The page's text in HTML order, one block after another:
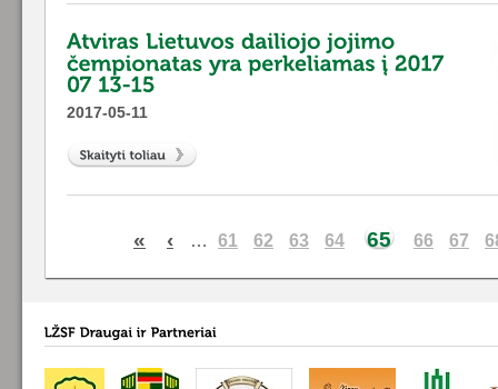
2017-05-11
« ‹ … 61 62 63 64 65 66 67